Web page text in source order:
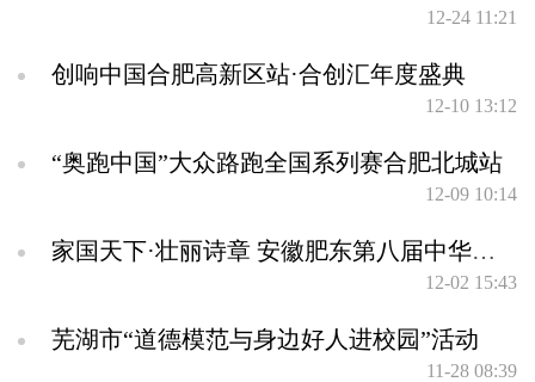
12-24 11:21
创响中国合肥高新区站·合创汇年度盛典
12-10 13:12
“奥跑中国”大众路跑全国系列赛合肥北城站
12-09 10:14
家国天下·壮丽诗章 安徽肥东第八届中华经典诵读展演活动
12-02 15:43
芜湖市“道德模范与身边好人进校园”活动
11-28 08:39